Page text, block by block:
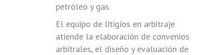
petróleo y gas.
El equipo de litigios en arbitraje
atiende la elaboración de convenios
arbitrales, el diseño y evaluación de